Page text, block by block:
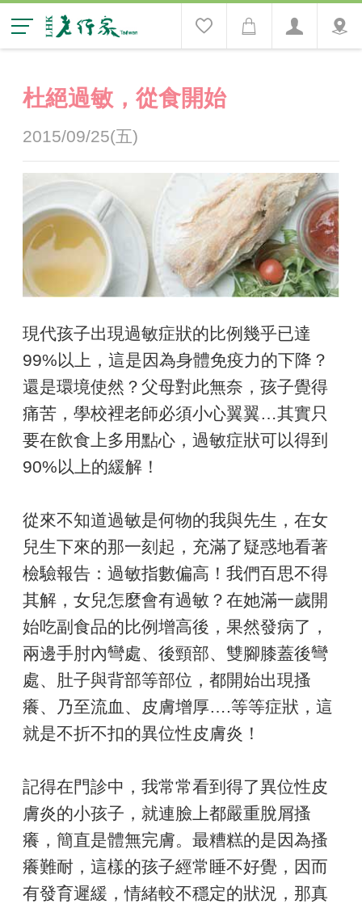
杜絕過敏，從食開始
2015/09/25(五)
現代孩子出現過敏症狀的比例幾乎已達
99%以上，這是因為身體免疫力的下降？
還是環境使然？父母對此無奈，孩子覺得
痛苦，學校裡老師必須小心翼翼…其實只
要在飲食上多用點心，過敏症狀可以得到
90%以上的緩解！
從來不知道過敏是何物的我與先生，在女
兒生下來的那一刻起，充滿了疑惑地看著
檢驗報告：過敏指數偏高！我們百思不得
其解，女兒怎麼會有過敏？在她滿一歲開
始吃副食品的比例增高後，果然發病了，
兩邊手肘內彎處、後頸部、雙腳膝蓋後彎
處、肚子與背部等部位，都開始出現搔
癢、乃至流血、皮膚增厚….等等症狀，這
就是不折不扣的異位性皮膚炎！
記得在門診中，我常常看到得了異位性皮
膚炎的小孩子，就連臉上都嚴重脫屑搔
癢，簡直是體無完膚。最糟糕的是因為搔
癢難耐，這樣的孩子經常睡不好覺，因而
有發育遲緩，情緒較不穩定的狀況，那真